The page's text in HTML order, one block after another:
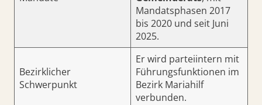
Mandatsphasen 2017
bis 2020 und seit Juni
2025.
Bezirklicher
Schwerpunkt
Er wird parteiintern mit
Führungsfunktionen im
Bezirk Mariahilf
verbunden.